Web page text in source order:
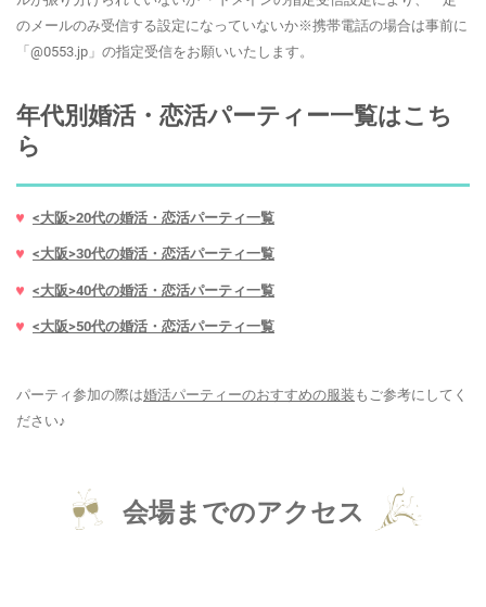
のメールのみ受信する設定になっていないか※携帯電話の場合は事前に
「@0553.jp」の指定受信をお願いいたします。
年代別婚活・恋活パーティー一覧はこち
ら
<大阪>20代の婚活・恋活パーティ一覧
<大阪>30代の婚活・恋活パーティ一覧
<大阪>40代の婚活・恋活パーティ一覧
<大阪>50代の婚活・恋活パーティ一覧
パーティ参加の際は婚活パーティーのおすすめの服装 もご参考にしてく
ださい♪
会場までのアクセス